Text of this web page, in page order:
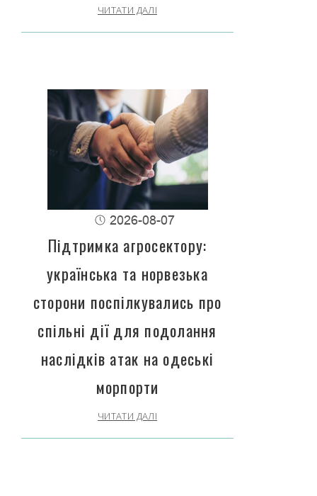
ЧИТАТИ ДАЛІ
2026-08-07
Підтримка агросектору:
українська та норвезька
сторони поспілкувались про
спільні дії для подолання
наслідків атак на одеські
морпорти
ЧИТАТИ ДАЛІ